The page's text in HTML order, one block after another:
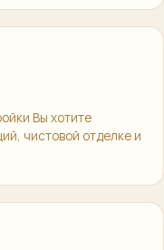
Вы хотите
чистовой отделке и